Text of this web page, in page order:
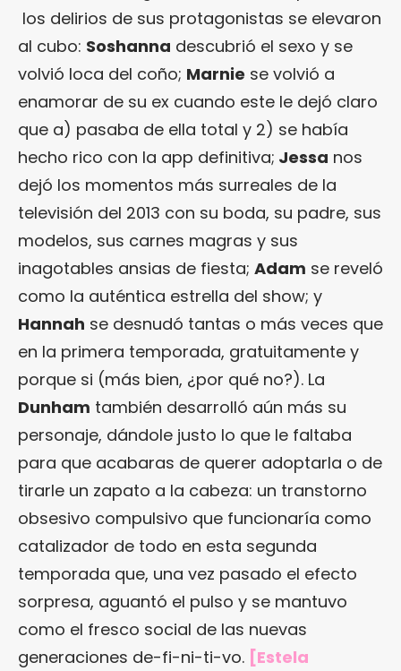
los delirios de sus protagonistas se elevaron
al cubo: Soshanna descubrió el sexo y se
volvió loca del coño; Marnie se volvió a
enamorar de su ex cuando este le dejó claro
que a) pasaba de ella total y 2) se había
hecho rico con la app definitiva; Jessa nos
dejó los momentos más surreales de la
televisión del 2013 con su boda, su padre, sus
modelos, sus carnes magras y sus
inagotables ansias de fiesta; Adam se reveló
como la auténtica estrella del show; y
Hannah se desnudó tantas o más veces que
en la primera temporada, gratuitamente y
porque si (más bien, ¿por qué no?). La
Dunham también desarrolló aún más su
personaje, dándole justo lo que le faltaba
para que acabaras de querer adoptarla o de
tirarle un zapato a la cabeza: un transtorno
obsesivo compulsivo que funcionaría como
catalizador de todo en esta segunda
temporada que, una vez pasado el efecto
sorpresa, aguantó el pulso y se mantuvo
como el fresco social de las nuevas
generaciones de-fi-ni-ti-vo. [Estela